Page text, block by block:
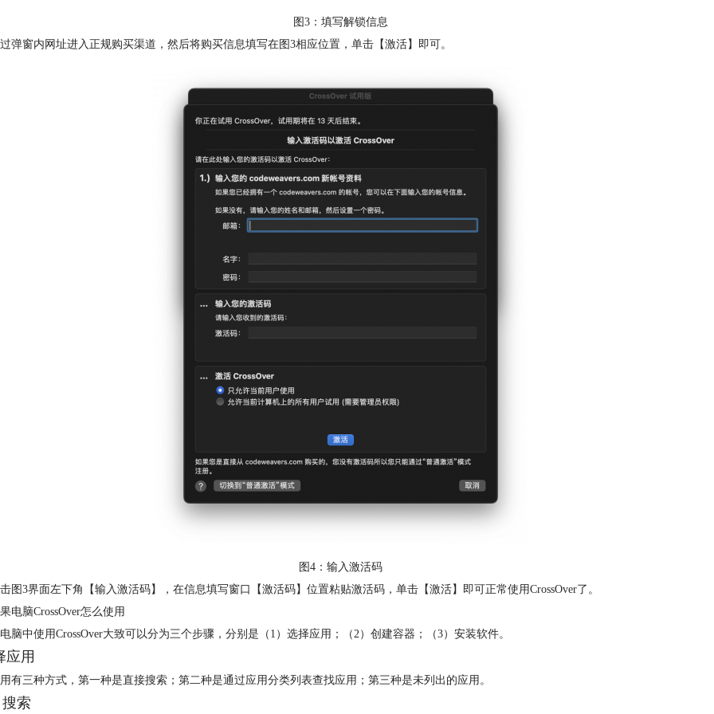
图3：填写解锁信息
弹窗内网址进入正规购买渠道，然后将购买信息填写在图3相应位置，单击【激活】即可。
图4：输入激活码
图3界面左下角【输入激活码】，在信息填写窗口【激活码】位置粘贴激活码，单击【激活】即可正常使用CrossOver了。
电脑CrossOver怎么使用
脑中使用CrossOver大致可以分为三个步骤，分别是（1）选择应用；（2）创建容器；（3）安装软件。
应用
有三种方式，第一种是直接搜索；第二种是通过应用分类列表查找应用；第三种是未列出的应用。
索